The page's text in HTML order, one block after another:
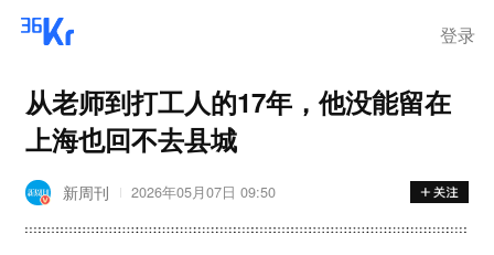
登录
从老师到打工人的17年，他没能留在
上海也回不去县城
新周刊 2026年05月07日 09:50